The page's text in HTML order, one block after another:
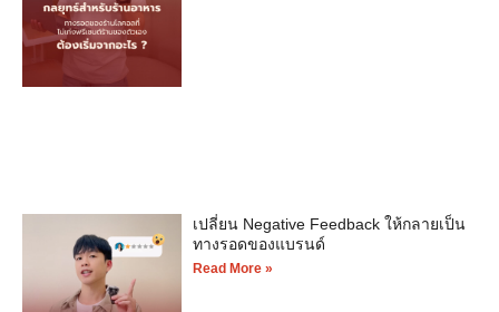
เปลี่ยน Negative Feedback ให้กลายเป็น
ทางรอดของแบรนด์
Read More »